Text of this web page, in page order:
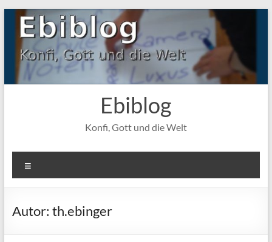
Zum
Inhalt
springen
Ebiblog
Konfi, Gott und die Welt
Autor: th.ebinger